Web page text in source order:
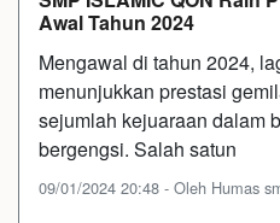
Awal Tahun 2024
Mengawal di tahun 2024,
menunjukkan prestasi
sejumlah kejuaraan dalam
bergengsi. Salah satun
09/01/2024 20:48 - Oleh Humas